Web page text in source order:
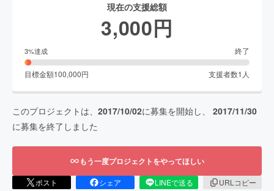
現在の支援総額
3,000円
3%達成 終了
目標金額100,000円 支援者数1 人
このプロジェクトは、 2017/10/02に募集を開始し、 2017/11/30
に募集を終了しました
もう一度プロジェクトをやってほしい
ポスト シェア LINEで送る
URLコピー